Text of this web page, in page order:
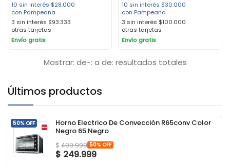
Últimos productos
50% OFF
Horno Electrico De Convección R65conv Color
Negro 65 Negro
$ 499.999 50% OFF
$ 249.999
10 sin interés $28.000
con Pampeana
3 sin interés $93.333
otras tarjetas
Envío gratis
10 sin interés $30.000
con Pampeana
3 sin interés $100.000
otras tarjetas
Envío gratis
Mostrar: de-: a de: resultados totales